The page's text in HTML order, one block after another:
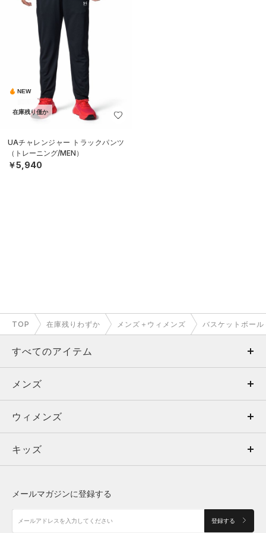
NEW
在庫残り僅か
UAチャレンジャー トラックパンツ
（トレーニング/MEN）
￥5,940
TOP 在庫残りわずか メンズ＋ウィメンズ バスケットボー
すべてのアイテム
メンズ
ウィメンズ
キッズ
アクセサリー
メンズ
トップス
ボトムス
アクセサリー
ウィメンズ
トップス
シューズ
キッズ
メールマガジンに登録する
登録する